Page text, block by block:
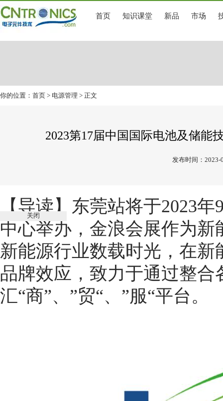
首页 知识课堂 新品 市场
你的位置： 首页 > 电源管理 > 正文
2023第17届中国国际电池及储
发布时间：2023-
【导读】 东莞站将于2023
中心举办，金浪会展作为
新能源行业数载时光，在
品牌效应，致力于通过整
汇“商”、”贸“、”服“平台。
关闭